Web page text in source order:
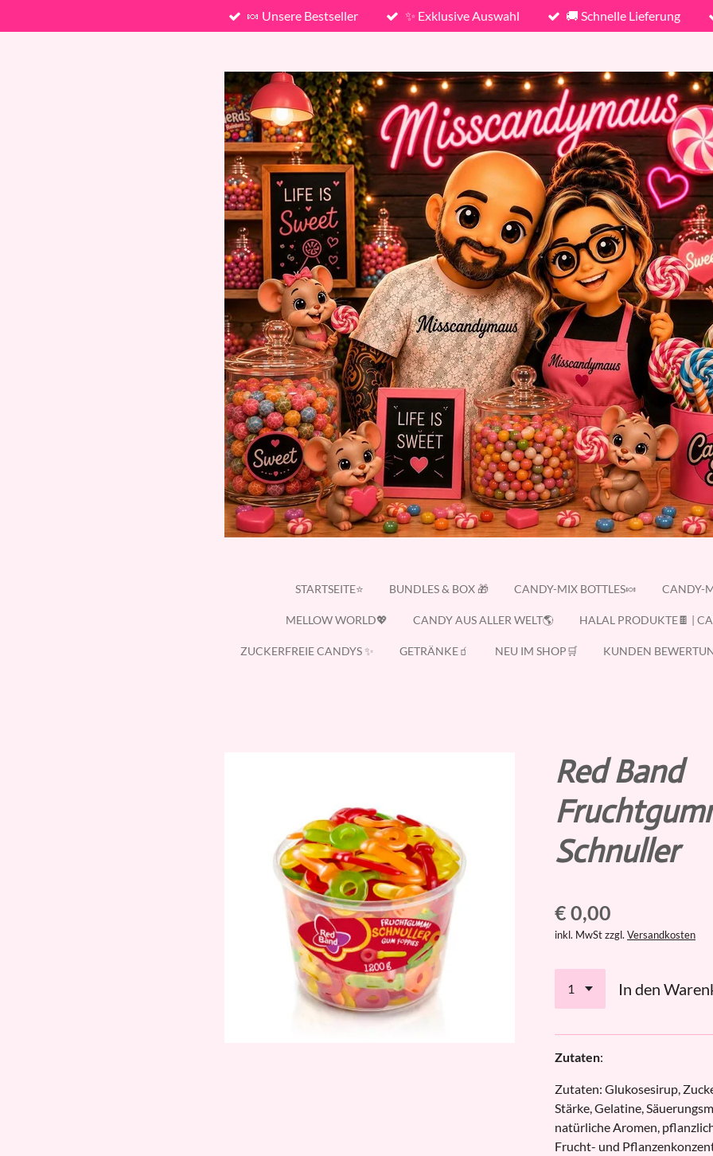
Hauptinhalt
🍬 Unsere Bestseller ✨ Exklusive Auswahl 🚚 Schnelle Lieferung
STARTSEITE⭐ BUNDLES & BOX 🎁 CANDY-MIX BOTTLES🍬 CANDY-
MELLOW WORLD💖 CANDY AUS ALLER WELT🌎 HALAL PRODUKTE🍫 |
ZUCKERFREIE CANDYS ✨ GETRÄNKE🧃 NEU IM SHOP🛒 KUNDEN
Red Band
Schnuller
€ 0,00
inkl. MwSt zzgl. Versandkosten
In den
Zutaten:
Zutaten: Glukosesirup,
Stärke, Gelatine,
natürliche Aromen,
Frucht- und